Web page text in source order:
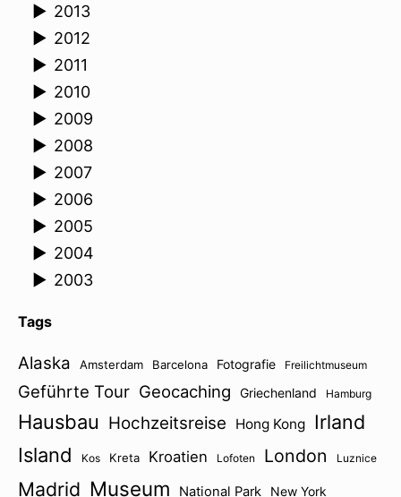
► 2013
► 2012
► 2011
► 2010
► 2009
► 2008
► 2007
► 2006
► 2005
► 2004
► 2003
Tags
Alaska Amsterdam Barcelona Fotografie Freilichtmuseum
Geführte Tour Geocaching Griechenland Hamburg
Hausbau Hochzeitsreise Hong Kong Irland
Island
Kos Kreta Kroatien Lofoten London Luznice
Madrid Museum National Park New York